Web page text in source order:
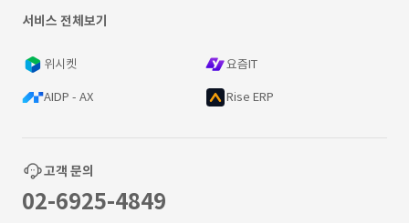
서비스 전체보기
위시켓 요즘IT
AIDP - AX Rise ERP
고객 문의
02-6925-4849